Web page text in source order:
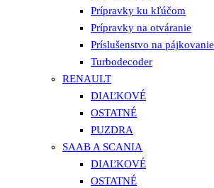
Prípravky ku kľúčom
Prípravky na otváranie
Príslušenstvo na pájkovanie
Turbodecoder
RENAULT
DIAĽKOVÉ
OSTATNÉ
PUZDRA
SAAB A SCANIA
DIAĽKOVÉ
OSTATNÉ